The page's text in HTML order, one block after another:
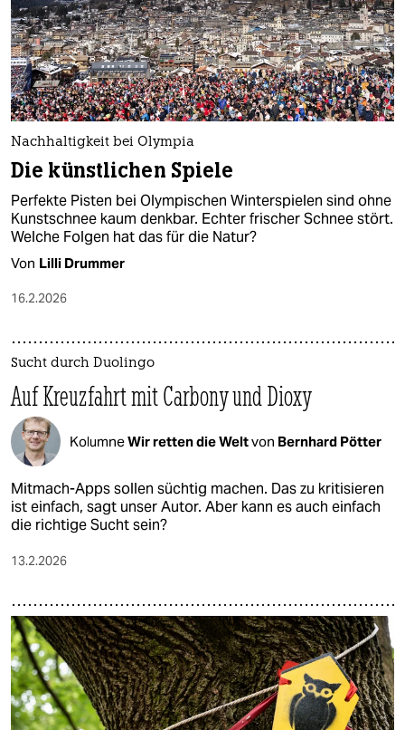
Nachhaltigkeit bei Olympia
Die künstlichen Spiele
Perfekte Pisten bei Olympischen Winterspielen sind ohne
Kunstschnee kaum denkbar. Echter frischer Schnee stört.
Welche Folgen hat das für die Natur?
Von Lilli Drummer
16.2.2026
Sucht durch Duolingo
Auf Kreuzfahrt mit Carbony und Dioxy
KolumneWir retten die Weltvon Bernhard Pötter
Mitmach-Apps sollen süchtig machen. Das zu kritisieren
ist einfach, sagt unser Autor. Aber kann es auch einfach
die richtige Sucht sein?
13.2.2026